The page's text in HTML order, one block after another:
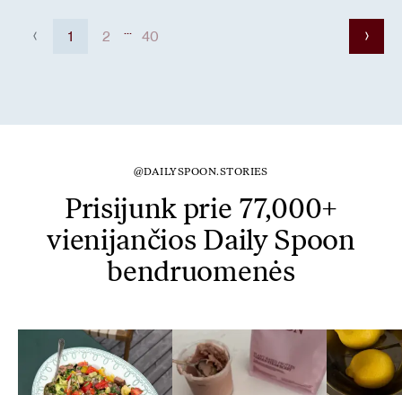
1 2 40
@DAILYSPOON.STORIES
Prisijunk prie 77,000+
vienijančios Daily Spoon
bendruomenės